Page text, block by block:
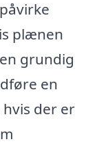
plænen
grundig
en
der er